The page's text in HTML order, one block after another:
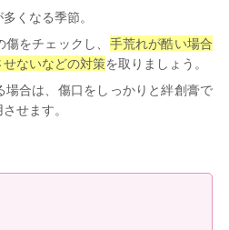
くなる季節。
をチェックし、 手荒れが酷い場合
ないなどの対策を取りましょう。
場合は、傷口をしっかりと絆創膏で
せます。